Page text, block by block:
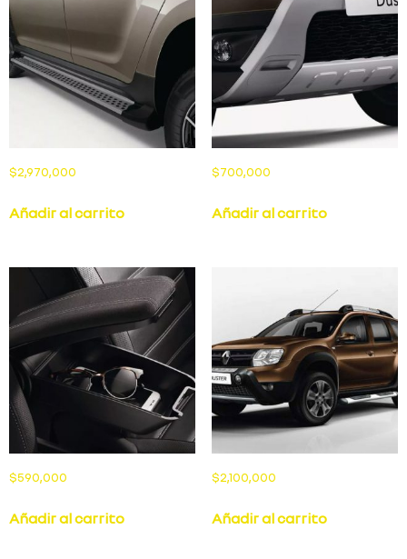
$2,970,000
Añadir al carrito
$700,000
Añadir al carrito
$590,000
Añadir al carrito
$2,100,000
Añadir al carrito